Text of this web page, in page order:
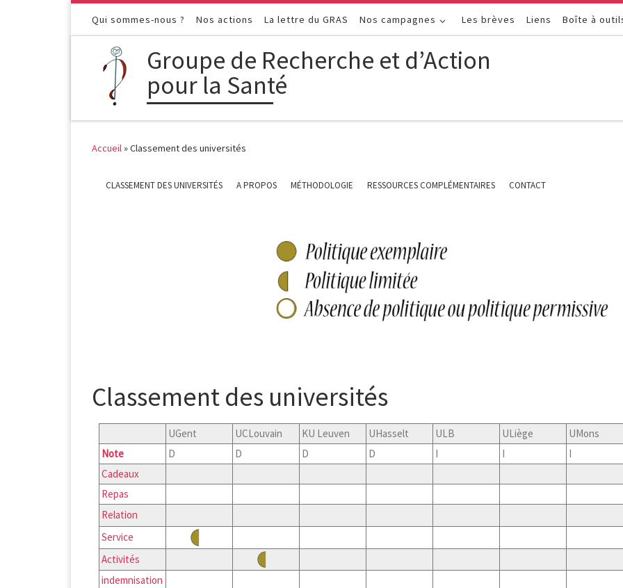
Passer au contenuQui sommes-nous ? Nos actions La lettre du GRAS Nos campagnes Les brèves Liens Boîte à
Groupe de Recherche et d’Action
pour la Santé
Accueil»Classement des universités
CLASSEMENT DES UNIVERSITÉS A PROPOS MÉTHODOLOGIE RESSOURCES COMPLÉMENTAIRES CONTACT
Classement des universités
UGent UCLouvain KU Leuven UHasselt ULB ULiège UMons
Note
D D D D I I I
Cadeaux
Repas
Relation
Service
Activités
indemnisation